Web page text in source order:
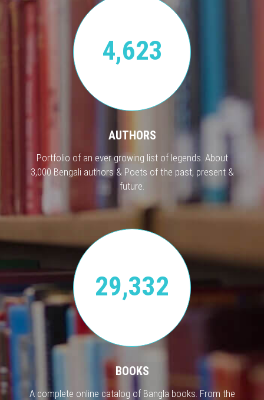
4,623
AUTHORS
Portfolio of an ever growing list of legends. About
3,000 Bengali authors & Poets of the past, present &
future.
29,332
BOOKS
A complete online catalog of Bangla books. From the